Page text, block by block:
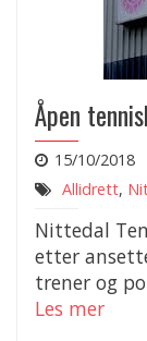
Åpen
15/10/2018
Allidrett,
Nittedal
etter
trener og
Les mer